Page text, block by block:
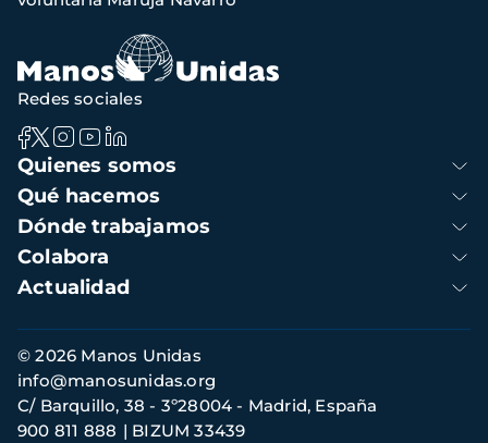
Navegación
principal
Quienes somos
Qué hacemos
Dónde trabajamos
Colabora
Actualidad
Redes sociales
Información
de
contacto
© 2026 Manos Unidas
C/ Barquillo, 38 - 3º28004 - Madrid, España
900 811 888
BIZUM 33439
info@manosunidas.org